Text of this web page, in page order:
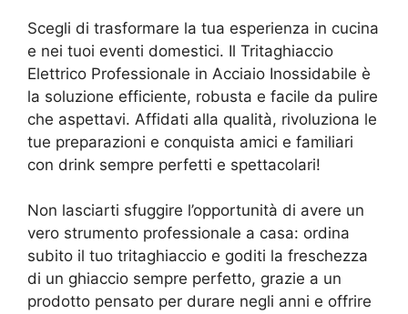
Scegli di trasformare la tua esperienza in cucina
e nei tuoi eventi domestici. Il Tritaghiaccio
Elettrico Professionale in Acciaio Inossidabile è
la soluzione efficiente, robusta e facile da pulire
che aspettavi. Affidati alla qualità, rivoluziona le
tue preparazioni e conquista amici e familiari
con drink sempre perfetti e spettacolari!
Non lasciarti sfuggire l’opportunità di avere un
vero strumento professionale a casa: ordina
subito il tuo tritaghiaccio e goditi la freschezza
di un ghiaccio sempre perfetto, grazie a un
prodotto pensato per durare negli anni e offrire